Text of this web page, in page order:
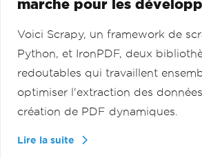
marche pour les
Voici Scrapy, un framework de
Python, et IronPDF, deux
redoutables qui travaillent
optimiser l'extraction des
création de PDF dynamiques.
Lire la suite